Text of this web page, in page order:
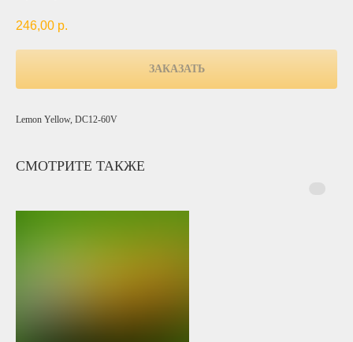
246,00 р.
ЗАКАЗАТЬ
Lemon Yellow, DC12-60V
СМОТРИТЕ ТАКЖЕ